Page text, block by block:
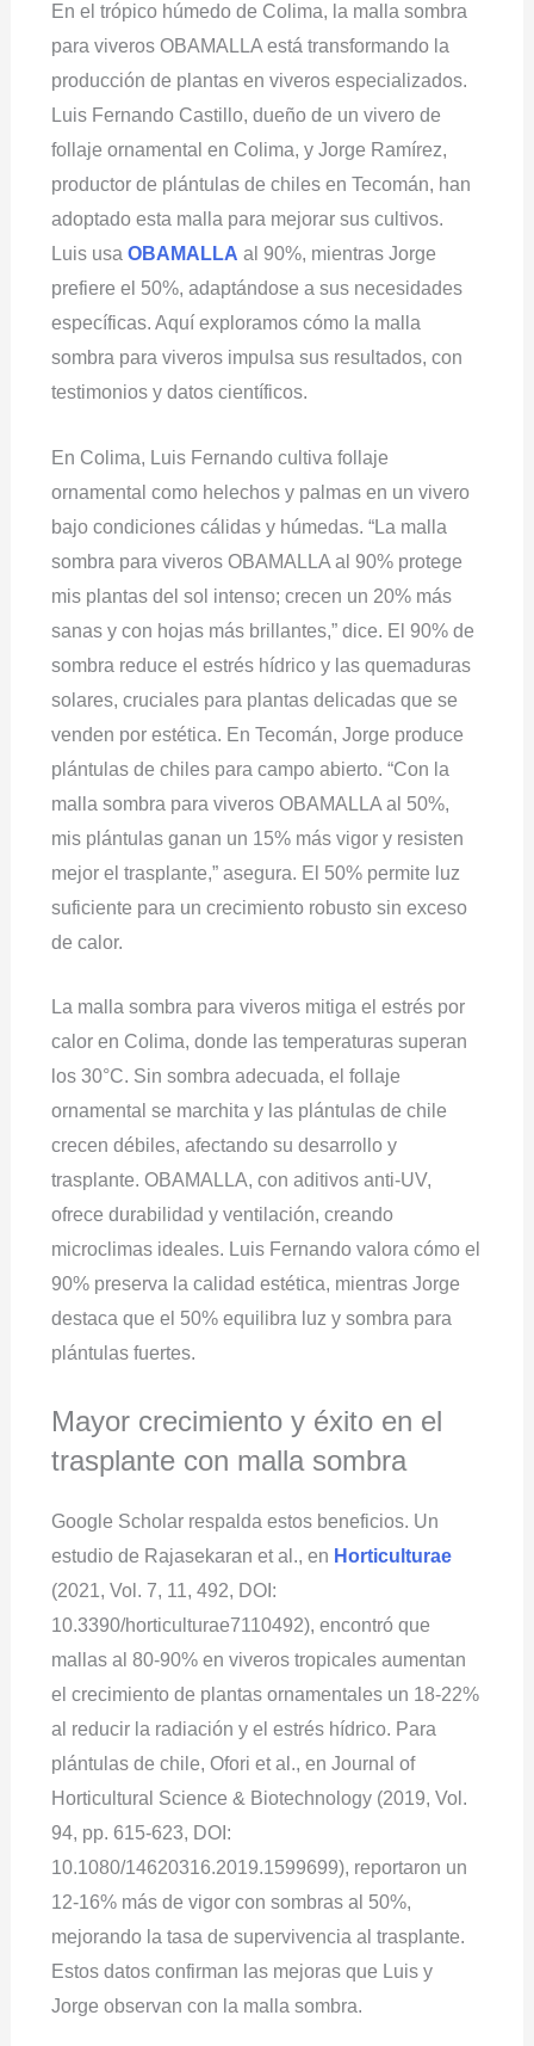
En el trópico húmedo de Colima, la malla sombra
para viveros OBAMALLA está transformando la
producción de plantas en viveros especializados.
Luis Fernando Castillo, dueño de un vivero de
follaje ornamental en Colima, y Jorge Ramírez,
productor de plántulas de chiles en Tecomán, han
adoptado esta malla para mejorar sus cultivos.
Luis usa OBAMALLA al 90%, mientras Jorge
prefiere el 50%, adaptándose a sus necesidades
específicas. Aquí exploramos cómo la malla
sombra para viveros impulsa sus resultados, con
testimonios y datos científicos.
En Colima, Luis Fernando cultiva follaje
ornamental como helechos y palmas en un vivero
bajo condiciones cálidas y húmedas. “La malla
sombra para viveros OBAMALLA al 90% protege
mis plantas del sol intenso; crecen un 20% más
sanas y con hojas más brillantes,” dice. El 90% de
sombra reduce el estrés hídrico y las quemaduras
solares, cruciales para plantas delicadas que se
venden por estética. En Tecomán, Jorge produce
plántulas de chiles para campo abierto. “Con la
malla sombra para viveros OBAMALLA al 50%,
mis plántulas ganan un 15% más vigor y resisten
mejor el trasplante,” asegura. El 50% permite luz
suficiente para un crecimiento robusto sin exceso
de calor.
La malla sombra para viveros mitiga el estrés por
calor en Colima, donde las temperaturas superan
los 30°C. Sin sombra adecuada, el follaje
ornamental se marchita y las plántulas de chile
crecen débiles, afectando su desarrollo y
trasplante. OBAMALLA, con aditivos anti-UV,
ofrece durabilidad y ventilación, creando
microclimas ideales. Luis Fernando valora cómo el
90% preserva la calidad estética, mientras Jorge
destaca que el 50% equilibra luz y sombra para
plántulas fuertes.
Mayor crecimiento y éxito en el
trasplante con malla sombra
Google Scholar respalda estos beneficios. Un
estudio de Rajasekaran et al., en Horticulturae
(2021, Vol. 7, 11, 492, DOI:
10.3390/horticulturae7110492), encontró que
mallas al 80-90% en viveros tropicales aumentan
el crecimiento de plantas ornamentales un 18-22%
al reducir la radiación y el estrés hídrico. Para
plántulas de chile, Ofori et al., en Journal of
Horticultural Science & Biotechnology (2019, Vol.
94, pp. 615-623, DOI:
10.1080/14620316.2019.1599699), reportaron un
12-16% más de vigor con sombras al 50%,
mejorando la tasa de supervivencia al trasplante.
Estos datos confirman las mejoras que Luis y
Jorge observan con la malla sombra.